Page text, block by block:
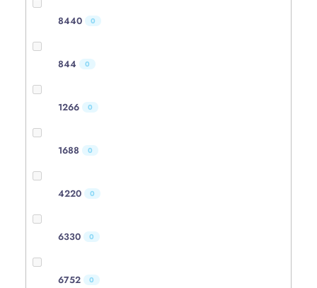
8440 0
844 0
1266 0
1688 0
4220 0
6330 0
6752 0